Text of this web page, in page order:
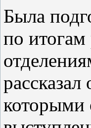
Была
по
которыми